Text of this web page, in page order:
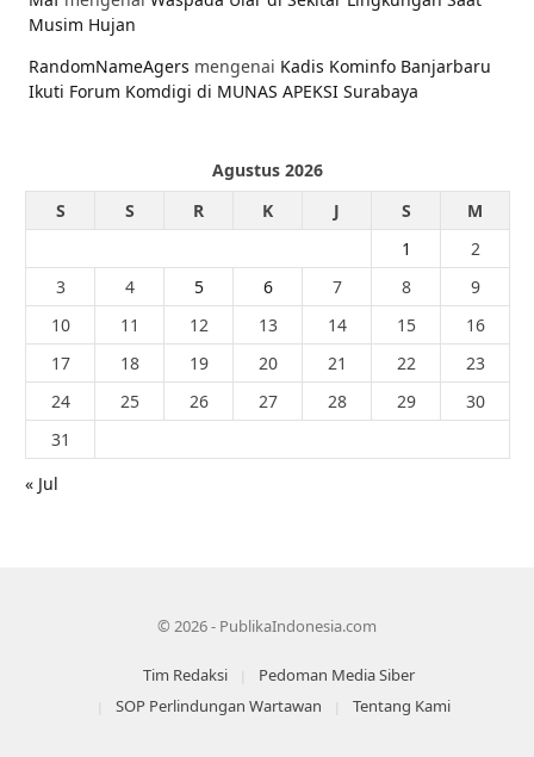
Musim Hujan
RandomNameAgers mengenai Kadis Kominfo Banjarbaru
Ikuti Forum Komdigi di MUNAS APEKSI Surabaya
Agustus 2026
S
S R K J S
M
1
2
3
4 5 6 7 8
9
10
11 12 13 14 15
16
17
18 19 20 21 22
23
24
25 26 27 28 29
30
31
« Jul
© 2026 - PublikaIndonesia.com
Tim Redaksi
Pedoman Media Siber
SOP Perlindungan Wartawan
Tentang Kami